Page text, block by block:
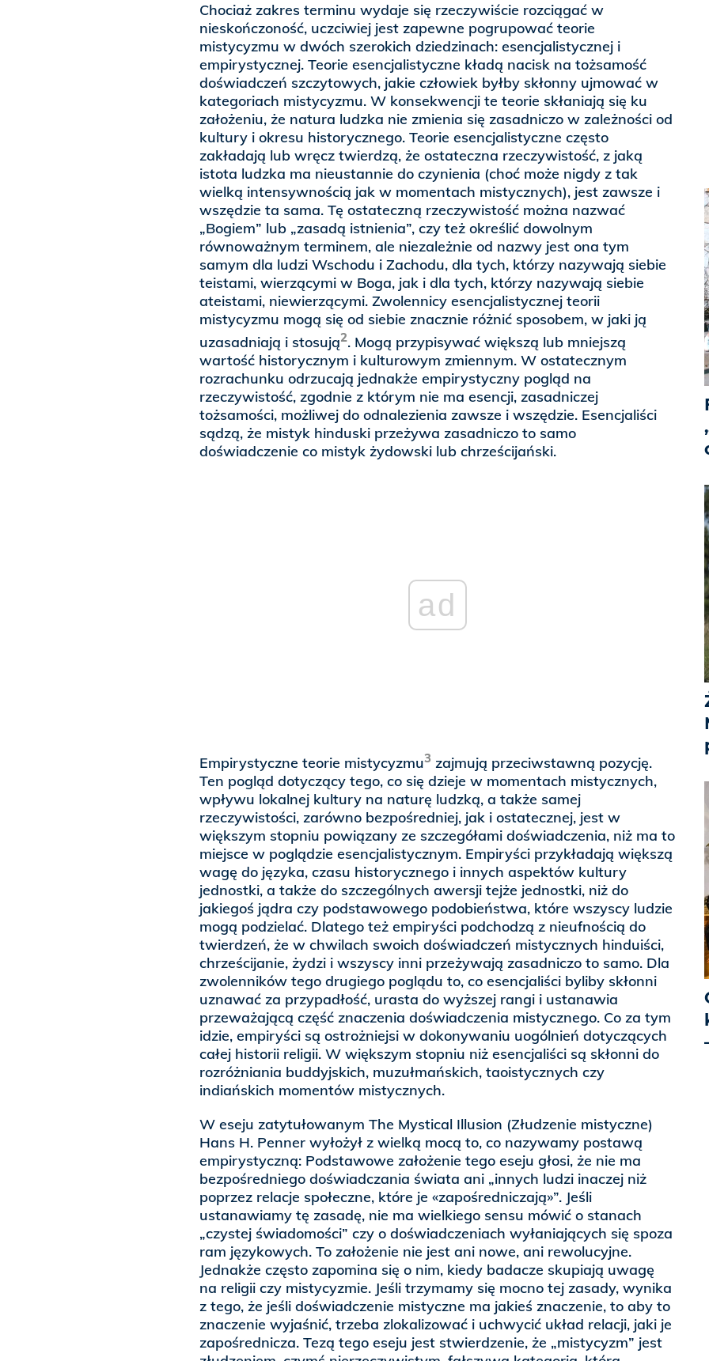
Chociaż zakres terminu wydaje się rzeczywiście rozciągać w
nieskończoność, uczciwiej jest zapewne pogrupować teorie
mistycyzmu w dwóch szerokich dziedzinach: esencjalistycznej i
empirystycznej. Teorie esencjalistyczne kładą nacisk na tożsamość
doświadczeń szczytowych, jakie człowiek byłby skłonny ujmować w
kategoriach mistycyzmu. W konsekwencji te teorie skłaniają się ku
założeniu, że natura ludzka nie zmienia się zasadniczo w zależności od
kultury i okresu historycznego. Teorie esencjalistyczne często
zakładają lub wręcz twierdzą, że ostateczna rzeczywistość, z jaką
istota ludzka ma nieustannie do czynienia (choć może nigdy z tak
wielką intensywnością jak w momentach mistycznych), jest zawsze i
wszędzie ta sama. Tę ostateczną rzeczywistość można nazwać
„Bogiem” lub „zasadą istnienia”, czy też określić dowolnym
równoważnym terminem, ale niezależnie od nazwy jest ona tym
samym dla ludzi Wschodu i Zachodu, dla tych, którzy nazywają siebie
teistami, wierzącymi w Boga, jak i dla tych, którzy nazywają siebie
ateistami, niewierzącymi. Zwolennicy esencjalistycznej teorii
mistycyzmu mogą się od siebie znacznie różnić sposobem, w jaki ją
uzasadniają i stosują2. Mogą przypisywać większą lub mniejszą
wartość historycznym i kulturowym zmiennym. W ostatecznym
rozrachunku odrzucają jednakże empirystyczny pogląd na
rzeczywistość, zgodnie z którym nie ma esencji, zasadniczej
tożsamości, możliwej do odnalezienia zawsze i wszędzie. Esencjaliści
sądzą, że mistyk hinduski przeżywa zasadniczo to samo
doświadczenie co mistyk żydowski lub chrześcijański.
ad
Empirystyczne teorie mistycyzmu3 zajmują przeciwstawną pozycję.
Ten pogląd dotyczący tego, co się dzieje w momentach mistycznych,
wpływu lokalnej kultury na naturę ludzką, a także samej
rzeczywistości, zarówno bezpośredniej, jak i ostatecznej, jest w
większym stopniu powiązany ze szczegółami doświadczenia, niż ma to
miejsce w poglądzie esencjalistycznym. Empiryści przykładają większą
wagę do języka, czasu historycznego i innych aspektów kultury
jednostki, a także do szczególnych awersji tejże jednostki, niż do
jakiegoś jądra czy podstawowego podobieństwa, które wszyscy ludzie
mogą podzielać. Dlatego też empiryści podchodzą z nieufnością do
twierdzeń, że w chwilach swoich doświadczeń mistycznych hinduiści,
chrześcijanie, żydzi i wszyscy inni przeżywają zasadniczo to samo. Dla
zwolenników tego drugiego poglądu to, co esencjaliści byliby skłonni
uznawać za przypadłość, urasta do wyższej rangi i ustanawia
przeważającą część znaczenia doświadczenia mistycznego. Co za tym
idzie, empiryści są ostrożniejsi w dokonywaniu uogólnień dotyczących
całej historii religii. W większym stopniu niż esencjaliści są skłonni do
rozróżniania buddyjskich, muzułmańskich, taoistycznych czy
indiańskich momentów mistycznych.
W eseju zatytułowanym The Mystical Illusion (Złudzenie mistyczne)
Hans H. Penner wyłożył z wielką mocą to, co nazywamy postawą
empirystyczną: Podstawowe założenie tego eseju głosi, że nie ma
bezpośredniego doświadczania świata ani „innych ludzi inaczej niż
poprzez relacje społeczne, które je «zapośredniczają»”. Jeśli
ustanawiamy tę zasadę, nie ma wielkiego sensu mówić o stanach
„czystej świadomości” czy o doświadczeniach wyłaniających się spoza
ram językowych. To założenie nie jest ani nowe, ani rewolucyjne.
Jednakże często zapomina się o nim, kiedy badacze skupiają uwagę
na religii czy mistycyzmie. Jeśli trzymamy się mocno tej zasady, wynika
z tego, że jeśli doświadczenie mistyczne ma jakieś znaczenie, to aby to
znaczenie wyjaśnić, trzeba zlokalizować i uchwycić układ relacji, jaki je
zapośrednicza. Tezą tego eseju jest stwierdzenie, że „mistycyzm” jest